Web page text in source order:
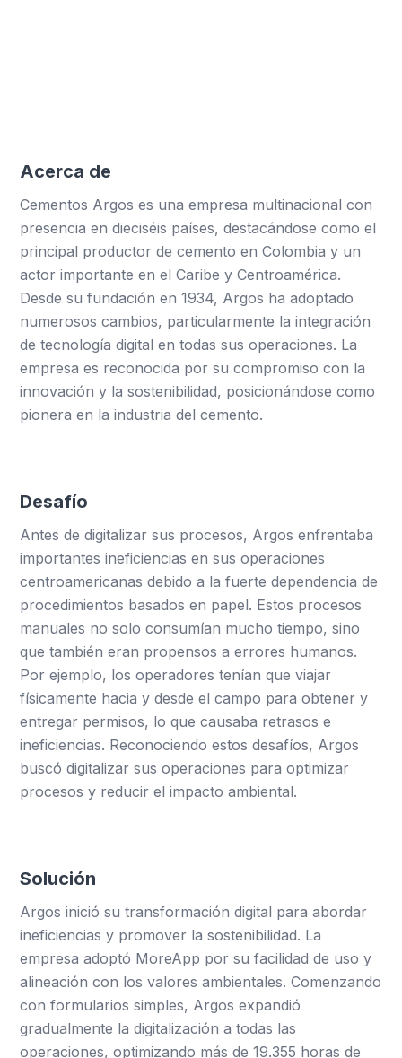
Acerca de
Cementos Argos es una empresa multinacional con
presencia en dieciséis países, destacándose como el
principal productor de cemento en Colombia y un
actor importante en el Caribe y Centroamérica.
Desde su fundación en 1934, Argos ha adoptado
numerosos cambios, particularmente la integración
de tecnología digital en todas sus operaciones. La
empresa es reconocida por su compromiso con la
innovación y la sostenibilidad, posicionándose como
pionera en la industria del cemento.
Desafío
Antes de digitalizar sus procesos, Argos enfrentaba
importantes ineficiencias en sus operaciones
centroamericanas debido a la fuerte dependencia de
procedimientos basados en papel. Estos procesos
manuales no solo consumían mucho tiempo, sino
que también eran propensos a errores humanos.
Por ejemplo, los operadores tenían que viajar
físicamente hacia y desde el campo para obtener y
entregar permisos, lo que causaba retrasos e
ineficiencias. Reconociendo estos desafíos, Argos
buscó digitalizar sus operaciones para optimizar
procesos y reducir el impacto ambiental.
Solución
Argos inició su transformación digital para abordar
ineficiencias y promover la sostenibilidad. La
empresa adoptó MoreApp por su facilidad de uso y
alineación con los valores ambientales. Comenzando
con formularios simples, Argos expandió
gradualmente la digitalización a todas las
operaciones, optimizando más de 19.355 horas de